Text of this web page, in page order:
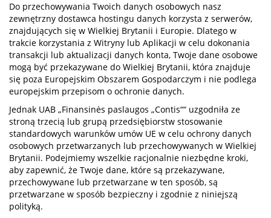
Do przechowywania Twoich danych osobowych nasz
zewnętrzny dostawca hostingu danych korzysta z serwerów,
znajdujących się w Wielkiej Brytanii i Europie. Dlatego w
trakcie korzystania z Witryny lub Aplikacji w celu dokonania
transakcji lub aktualizacji danych konta, Twoje dane osobowe
mogą być przekazywane do Wielkiej Brytanii, która znajduje
się poza Europejskim Obszarem Gospodarczym i nie podlega
europejskim przepisom o ochronie danych.
Jednak UAB „Finansinės paslaugos „Contis““ uzgodniła ze
stroną trzecią lub grupą przedsiębiorstw stosowanie
standardowych warunków umów UE w celu ochrony danych
osobowych przetwarzanych lub przechowywanych w Wielkiej
Brytanii. Podejmiemy wszelkie racjonalnie niezbędne kroki,
aby zapewnić, że Twoje dane, które są przekazywane,
przechowywane lub przetwarzane w ten sposób, są
przetwarzane w sposób bezpieczny i zgodnie z niniejszą
polityką.